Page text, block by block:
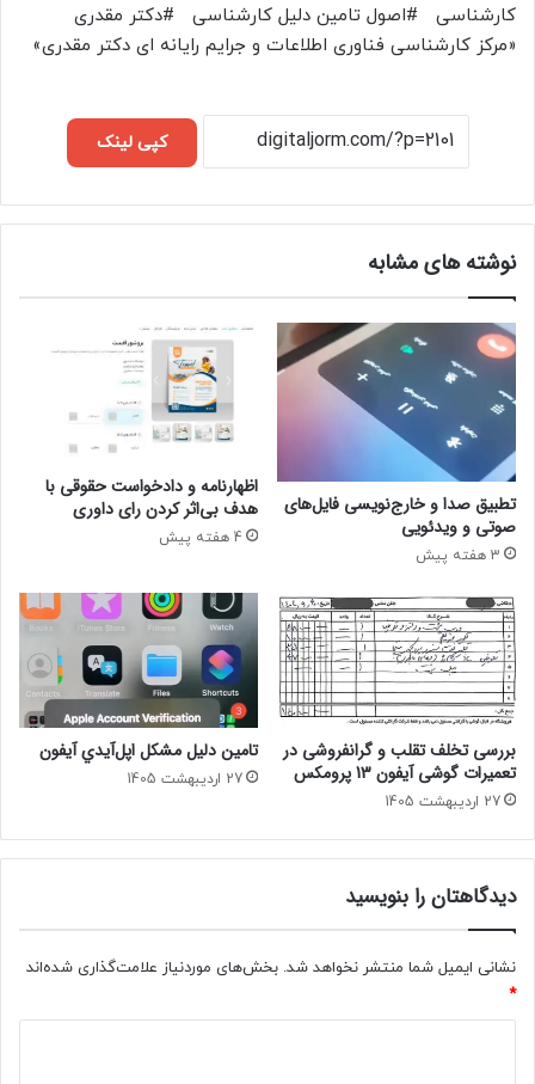
کارشناسی #اصول تامین دلیل کارشناسی #دکتر مقدری
«مرکز کارشناسی فناوری اطلاعات و جرایم رایانه ای دکتر مقدری»
کپی لینک
نوشته های مشابه
تطبیق صدا و خارج‌نویسی فایل‌های
صوتی و ویدئویی
3 هفته پیش
اظهارنامه و دادخواست حقوقی با
هدف بی‌اثر کردن رای داوری
4 هفته پیش
بررسی تخلف تقلب و گرانفروشی در
تعمیرات گوشی آیفون 13 پرومکس
27 اردیبهشت 1405
تامين دليل مشکل اپل‌آيدي آيفون
27 اردیبهشت 1405
دیدگاهتان را بنویسید
نشانی ایمیل شما منتشر نخواهد شد. بخش‌های موردنیاز علامت‌گذاری شده‌اند
*